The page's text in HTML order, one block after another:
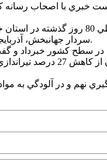
سردار جهانبخش، آذربايجان‌ غربي را امن‌ترين نقطه در جغرافياي کشور دانست و گفت: با تلاش نيروهاي مسلح، امنيتي کامل در استان برقرار است.
رتبه استان در
نهم و در آلودگي به